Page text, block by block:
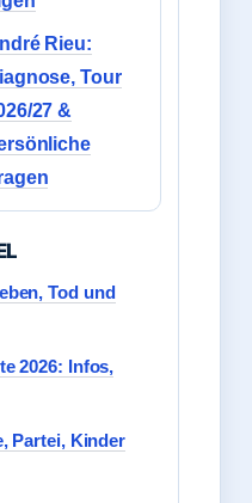
Rieu:
Tour
27 &
Tod und
2026: Infos,
Partei, Kinder